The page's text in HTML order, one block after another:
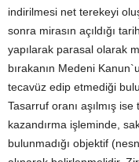
indirilmesi net terekeyi
sonra mirasın açıldığı
yapılarak parasal olarak
bırakanın Medeni
tecavüz edip etmediği
Tasarruf oranı aşılmış
kazandırma işleminde,
bulunmadığı objektif